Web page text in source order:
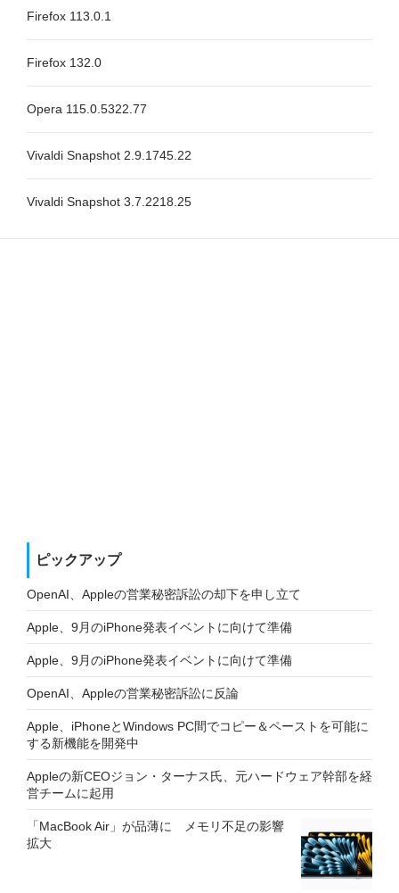
Firefox 113.0.1
Firefox 132.0
Opera 115.0.5322.77
Vivaldi Snapshot 2.9.1745.22
Vivaldi Snapshot 3.7.2218.25
ピックアップ
OpenAI、Appleの営業秘密訴訟の却下を申し立て
Apple、9月のiPhone発表イベントに向けて準備
Apple、9月のiPhone発表イベントに向けて準備
OpenAI、Appleの営業秘密訴訟に反論
Apple、iPhoneとWindows PC間でコピー＆ペーストを可能に
する新機能を開発中
Appleの新CEOジョン・ターナス氏、元ハードウェア幹部を経
営チームに起用
「MacBook Air」が品薄に メモリ不足の影響
拡大